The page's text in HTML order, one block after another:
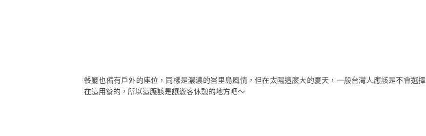
餐廳也備有戶外的座位，同樣是濃濃的峇里島風情，但在太陽這麼大的夏天，一般台灣人應該是不會選擇
在這用餐的，所以這應該是讓遊客休憩的地方吧～